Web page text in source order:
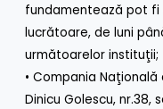
fundamentează pot fi
lucrătoare, de luni
următoarelor instituţii;
• Compania Naţională
Dinicu Golescu, nr.38,